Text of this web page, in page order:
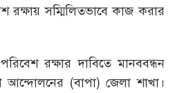
রক্ষায় সম্মিলিতভাবে কাজ করার
রক্ষার দাবিতে মানববন্ধন
আন্দোলনের (বাপা) জেলা শাখা।